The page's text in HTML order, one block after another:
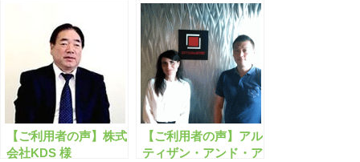
【ご利用者の声】株式
会社KDS 様
【ご利用者の声】アル
ティザン・アンド・ア